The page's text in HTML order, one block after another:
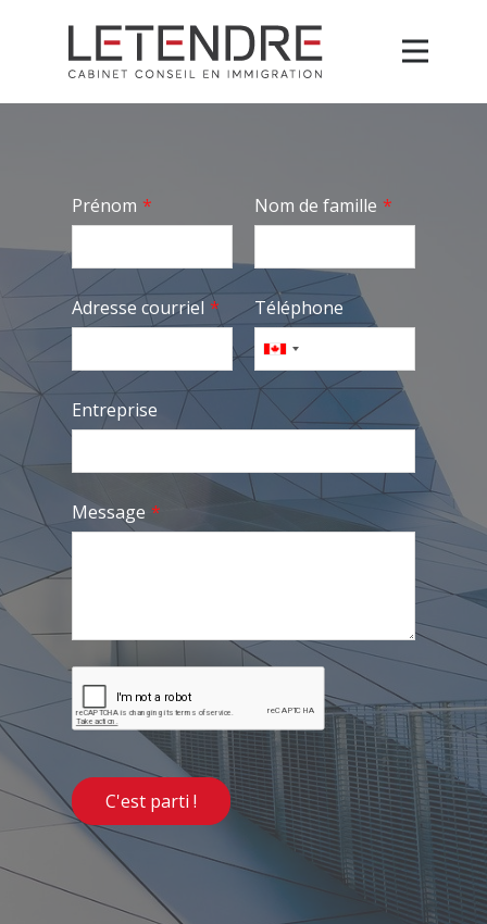
Prénom * Nom de famille *
Adresse courriel * Téléphone
Entreprise
Message *
C'est parti !